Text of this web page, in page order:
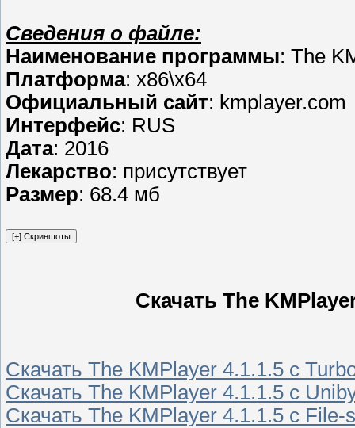
Сведения о файле:
Наименование программы: The
Платформа: x86\x64
Официальный сайт: kmplayer.com
Интерфейс: RUS
Дата: 2016
Лекарство: присутствует
Размер: 68.4 мб
Скачать The
Скачать The KMPlayer 4.1.1.5 с
Скачать The KMPlayer 4.1.1.5 с
Скачать The KMPlayer 4.1.1.5 с File-